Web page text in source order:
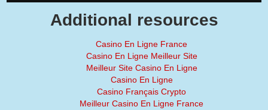
Additional resources
Casino En Ligne France
Casino En Ligne Meilleur Site
Meilleur Site Casino En Ligne
Casino En Ligne
Casino Français Crypto
Meilleur Casino En Ligne France